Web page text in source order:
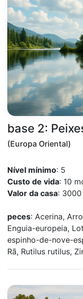
base 2:
(Europa Oriental)
Nível mínimo: 5
Custo de vida: 10
Valor da casa:
peces: Acerina,
Enguia-europeia,
espinho-de-nove-
Rã, Rutilus rutilus,